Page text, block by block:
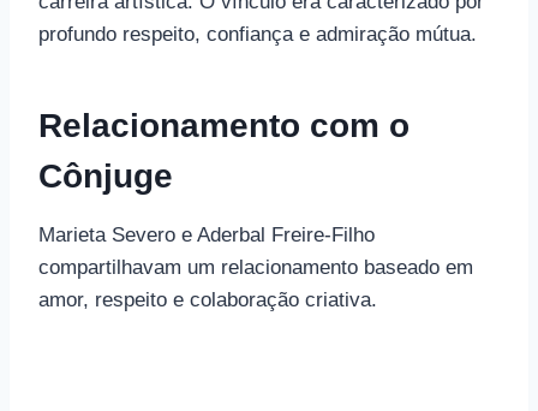
profundo respeito, confiança e admiração mútua.
Relacionamento com o
Cônjuge
Marieta Severo e Aderbal Freire-Filho
compartilhavam um relacionamento baseado em
amor, respeito e colaboração criativa.